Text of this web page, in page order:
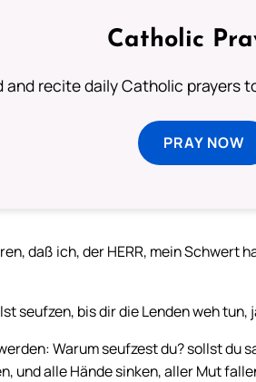
Catholic
and recite daily Catholic prayers
PRAY NOW
daß ich, der HERR, mein Schwert
seufzen, bis dir die Lenden weh
Warum seufzest du? sollst du
und alle Hände sinken, aller Mut